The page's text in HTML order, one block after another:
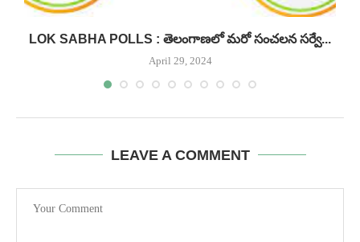
LOK SABHA POLLS : తెలంగాణలో మరో సంచలన సర్వే...
April 29, 2024
LEAVE A COMMENT